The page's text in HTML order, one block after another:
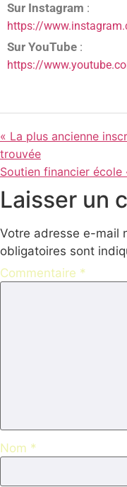
Sur Instagram :
https://
Sur YouTube :
https://
« La plus ancienne
trouvée
Soutien financier école
Laisser un
Votre adresse e-mail
obligatoires sont
Commentaire *
Nom *